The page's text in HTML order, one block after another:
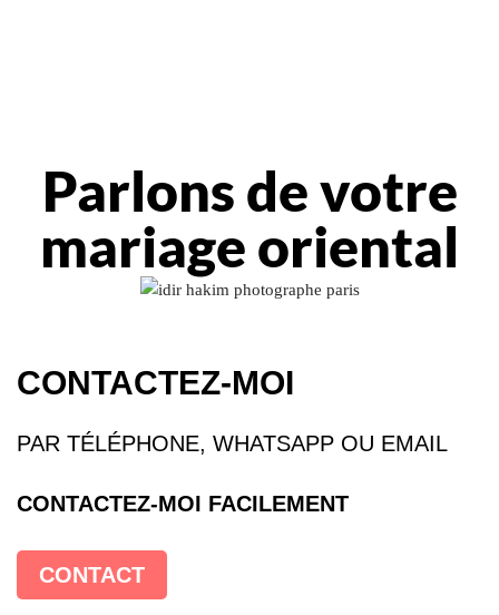
Parlons de votre
mariage oriental
CONTACTEZ-MOI
PAR TÉLÉPHONE, WHATSAPP OU EMAIL
CONTACTEZ-MOI FACILEMENT
CONTACT